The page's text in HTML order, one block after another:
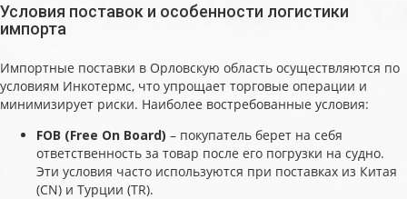
Условия поставок и особенности логистики
импорта
Импортные поставки в Орловскую область осуществляются по
условиям Инкотермс, что упрощает торговые операции и
минимизирует риски. Наиболее востребованные условия:
FOB (Free On Board) – покупатель берет на себя
ответственность за товар после его погрузки на судно.
Эти условия часто используются при поставках из Китая
(CN) и Турции (TR).